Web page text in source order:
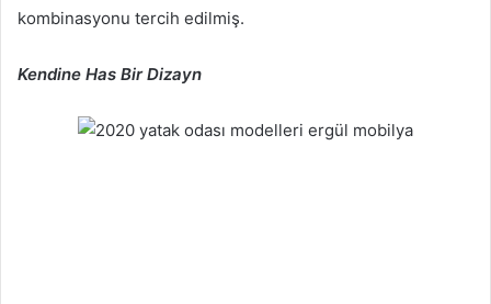
kombinasyonu tercih edilmiş.
Kendine Has Bir Dizayn